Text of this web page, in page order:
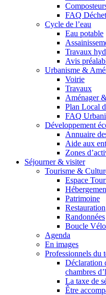
FAQ
Cycle de l’eau
Eau potable
Travaux
Avis
Urbanisme &
Voirie
Travaux
Aménager
Plan Local
FAQ
Développement
Annuaire
Aide aux
Zones
Séjourner & visiter
Tourisme &
Espace
Patrimoine
Restauration
Randonnées
Boucle
Agenda
En images
Professionnels du
Déclaration
chambres
La taxe de
Être